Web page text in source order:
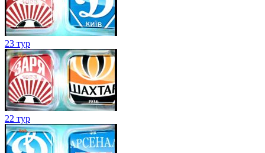
23 тур
22 тур